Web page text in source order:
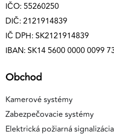
IČO: 55260250
DIČ: 2121914839
IČ DPH: SK2121914839
IBAN: SK14 5600 0000 0099
Obchod
Kamerové systémy
Zabezpečovacie systémy
Elektrická požiarná signalizácia